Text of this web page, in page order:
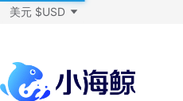
美元 $USD